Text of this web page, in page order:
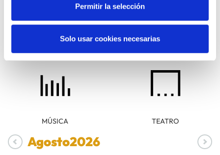
Permitir la selección
Solo usar cookies necesarias
MÚSICA TEATRO
Agosto2026